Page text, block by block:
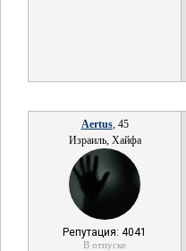
Aertus, 45
Израиль, Хайфа
Репутация: 4041
В отпуске